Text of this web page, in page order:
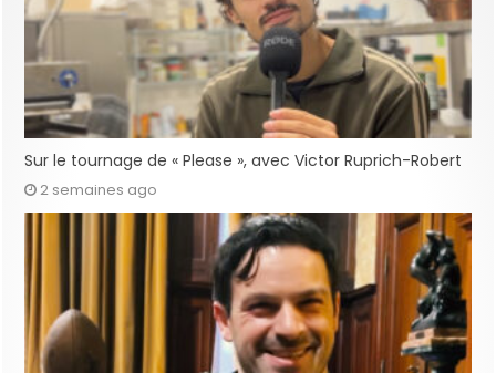
Sur le tournage de « Please », avec Victor Ruprich-Robert
2 semaines ago